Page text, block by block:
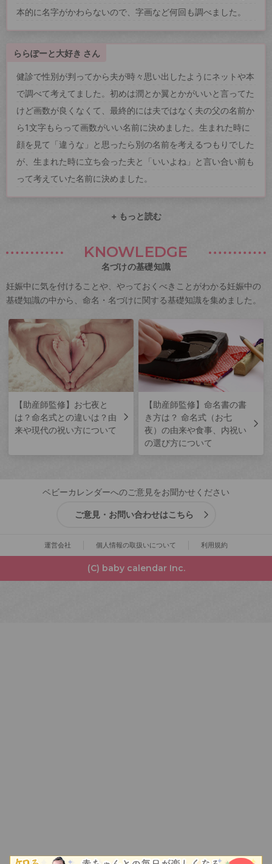
本的に名字がかわらないので、字画など何回も調べました。
ららぽーと大好き さん
健診で性別が判ってから夫が時々思い出したようにネットや本
で調べて考えてました。初めは潤とか翼とかがいいと言ってた
けど画数が良くなくて、最終的には夫ではなく夫の父の名前か
ら1文字もらって画数がいい名前に決めました。生まれた時に
顔を見て「違うな」と思ったら別の名前を考えるつもりでした
が、生まれた時に立ち会った夫と「いいよね」と言い合い前も
って考えていた名前に決めました。
+ もっと読む
KNOWLEDGE
名づけの基礎知識
妊娠中に気を付けることや、やっておくべきことがわかる妊娠中の
基礎知識の中から、命名・名づけに関する基礎知識を集めました。
【助産師監修】お七夜と
は？命名式との違いは？由
来や現代の祝い方について
【助産師監修】命名書の書
き方は？ 命名式（お七
夜）の由来や食事、内祝い
の選び方について
ベビーカレンダーへのご意見をお聞かせください
ご意見・お問い合わせはこちら
運営会社 個人情報の取扱いについて 利用規約
(C) baby calendar Inc.